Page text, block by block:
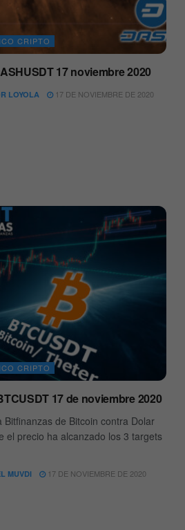
CRIPTO
17 noviembre 2020
LOYOLA
17 DE NOVIEMBRE DE 2020
CRIPTO
17 de noviembre 2020
Bitfinanzas de Bitcoin contra Dolar
el precio ha alcanzado los 3 targets
MUVDI
17 DE NOVIEMBRE DE 2020